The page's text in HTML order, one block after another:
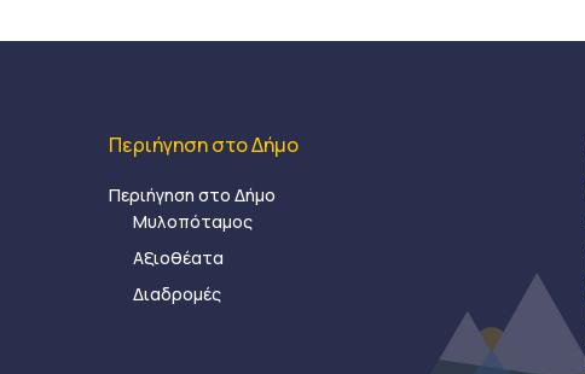
Περιήγηση στο Δήμο
Περιήγηση στο Δήμο
Μυλοπόταμος
Αξιοθέατα
Διαδρομές